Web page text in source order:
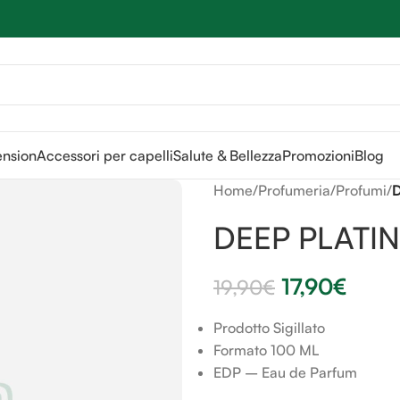
Accessori per capelliSalute & BellezzaPromozioniBlog
Home/Profumeria/Profumi/
DEEP
19,90€ 17,90€
Prodotto Sigillato
Formato 100 ML
EDP – Eau de Parfum